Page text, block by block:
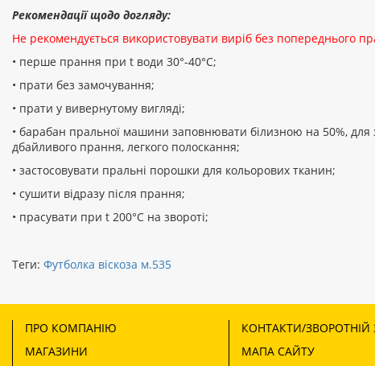
Рекомендації щодо догляду:
Не рекомендується використовувати виріб без попереднього
• перше прання при t води 30°-40°C;
• прати без замочування;
• прати у вивернутому вигляді;
• барабан пральної машини заповнювати білизною на 50%, для
дбайливого прання, легкого полоскання;
• застосовувати пральні порошки для кольорових тканин;
• сушити відразу після прання;
• прасувати при t 200°С на звороті;
Теги: Футболка віскоза м.535
ПРО КОМПАНІЮ
МАГАЗИНИ
КОНТАКТИ/ЗВОРОТНІЙ
МАПА САЙТУ